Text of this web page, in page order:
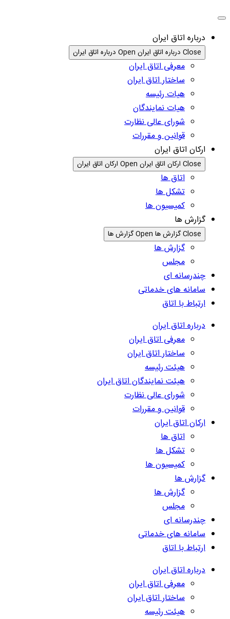
درباره اتاق ایران
Close درباره اتاق ایران Open درباره اتاق ایران
معرفی اتاق ایران
ساختار اتاق ایران
هیات رئیسه
هیات نمایندگان
شورای عالی نظارت
قوانین و مقررات
ارکان اتاق ایران
Close ارکان اتاق ایران Open ارکان اتاق ایران
اتاق ها
تشکل ها
کمیسیون ها
گزارش ها
Close گزارش ها Open گزارش ها
گزارش ها
مجلس
چندرسانه ای
سامانه های خدماتی
ارتباط با اتاق
درباره اتاق ایران
معرفی اتاق ایران
ساختار اتاق ایران
هیئت رئیسه
هیئت نمایندگان اتاق ایران
شورای عالی نظارت
قوانین و مقررات
ارکان اتاق ایران
اتاق ها
تشکل ها
کمیسیون ها
گزارش ها
گزارش ها
مجلس
چندرسانه ای
سامانه های خدماتی
ارتباط با اتاق
درباره اتاق ایران
معرفی اتاق ایران
ساختار اتاق ایران
هیئت رئیسه